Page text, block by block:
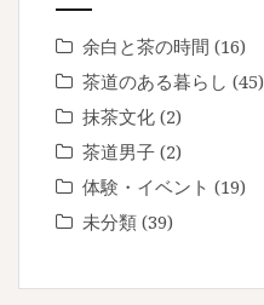
余白と茶の時間 (16)
茶道のある暮らし (45)
抹茶文化 (2)
茶道男子 (2)
体験・イベント (19)
未分類 (39)